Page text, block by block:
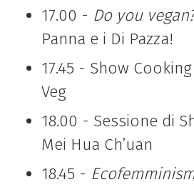
17.00 - Do you
Panna e i Di Pazza!
17.45 - Show
Veg
18.00 - Sessione di
Mei Hua Ch’uan
18.45 -